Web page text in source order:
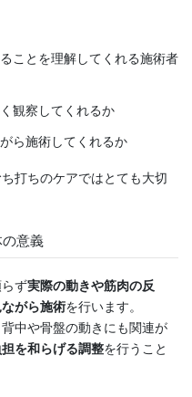
ことを理解してくれる施術者
観察してくれるか
ら施術してくれるか
打ちのケアではとても大切
意義
ず実際の動きや筋肉の反
がら施術を行います。
中や骨盤の動きにも関連が
を和らげる調整を行うこと